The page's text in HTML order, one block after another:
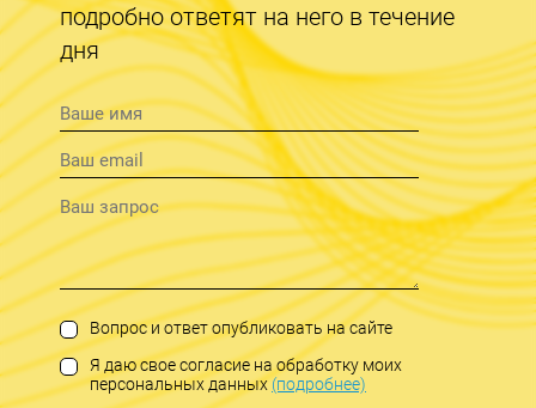
подробно ответят на него в течение
дня
Вопрос и ответ опубликовать на сайте
Я даю свое согласие на обработку моих
персональных данных(подробнее)